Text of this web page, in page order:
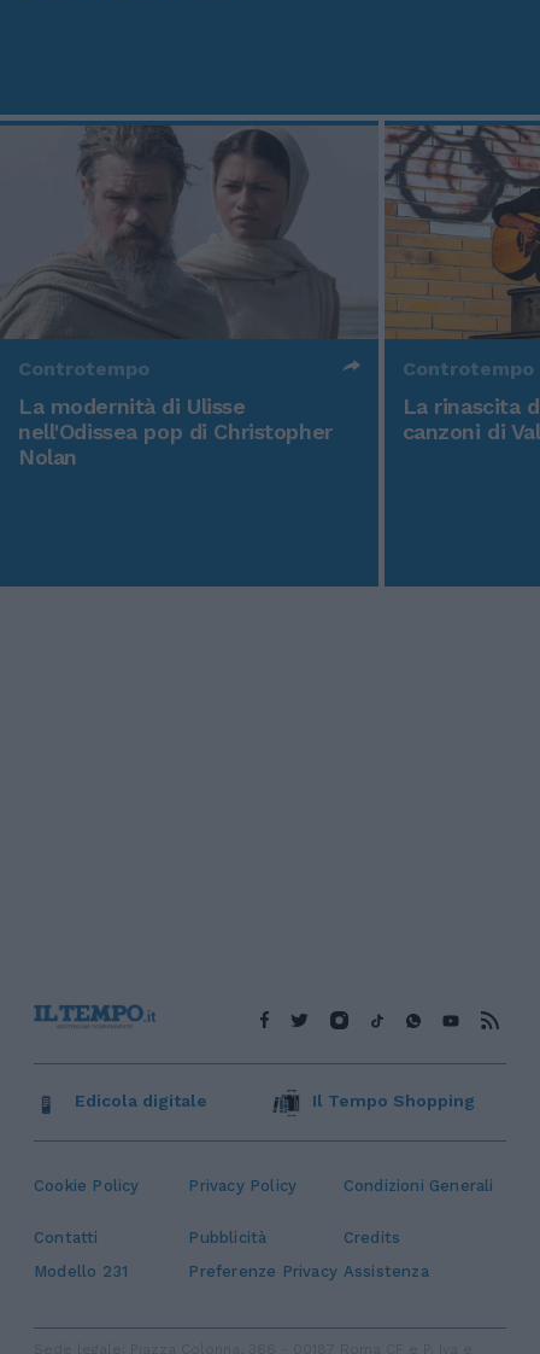
Controtempo
La modernità di Ulisse
nell'Odissea pop di Christopher
Nolan
Controtempo
La rinascita
canzoni di
Cookie Policy Privacy Policy Condizioni Generali
Contatti Pubblicità
Credits
Modello 231
Preferenze Privacy Assistenza
Edicola digitale Il Tempo Shopping